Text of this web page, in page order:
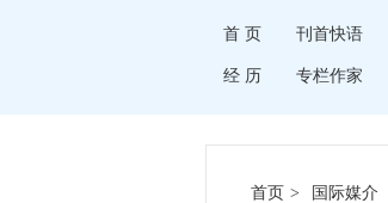
首 页 刊首快语
经 历 专栏作家
首页 > 国际媒介